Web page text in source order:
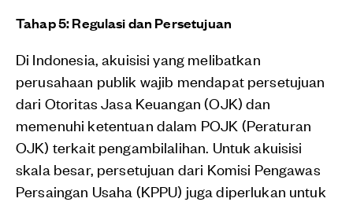
Tahap 5: Regulasi dan Persetujuan
Di Indonesia, akuisisi yang melibatkan
perusahaan publik wajib mendapat persetujuan
dari Otoritas Jasa Keuangan (OJK) dan
memenuhi ketentuan dalam POJK (Peraturan
OJK) terkait pengambilalihan. Untuk akuisisi
skala besar, persetujuan dari Komisi Pengawas
Persaingan Usaha (KPPU) juga diperlukan untuk